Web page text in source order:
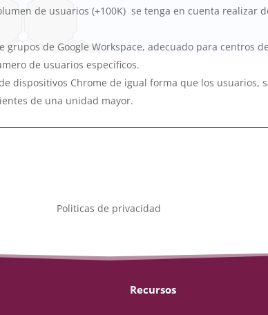
de usuarios (+100K) se tenga en cuenta realizar
de Google Workspace, adecuado para centros
de usuarios específicos.
dispositivos Chrome de igual forma que los usuarios,
de una unidad mayor.
Politicas de privacidad
Recursos